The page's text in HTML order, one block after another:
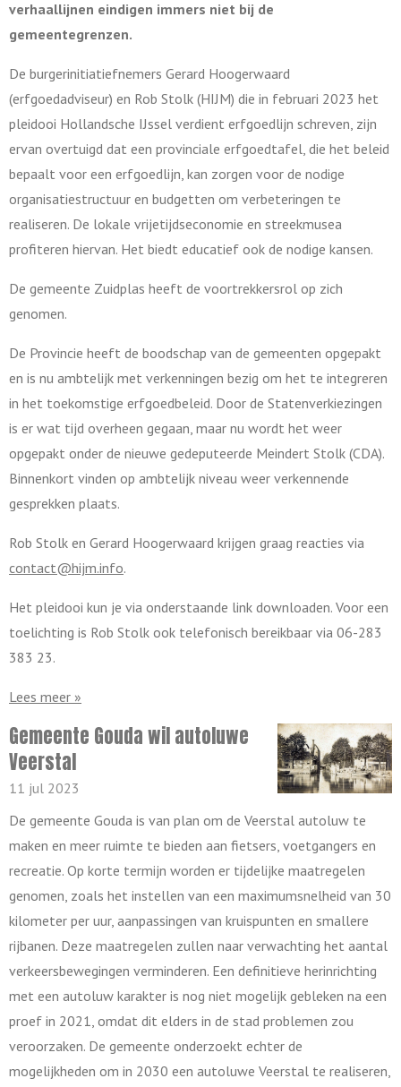
verhaallijnen eindigen immers niet bij de
gemeentegrenzen.
De burgerinitiatiefnemers Gerard Hoogerwaard
(erfgoedadviseur) en Rob Stolk (HIJM) die in februari 2023 het
pleidooi Hollandsche IJssel verdient erfgoedlijn schreven, zijn
ervan overtuigd dat een provinciale erfgoedtafel, die het beleid
bepaalt voor een erfgoedlijn, kan zorgen voor de nodige
organisatiestructuur en budgetten om verbeteringen te
realiseren. De lokale vrijetijdseconomie en streekmusea
profiteren hiervan. Het biedt educatief ook de nodige kansen.
De gemeente Zuidplas heeft de voortrekkersrol op zich
genomen.
De Provincie heeft de boodschap van de gemeenten opgepakt
en is nu ambtelijk met verkenningen bezig om het te integreren
in het toekomstige erfgoedbeleid. Door de Statenverkiezingen
is er wat tijd overheen gegaan, maar nu wordt het weer
opgepakt onder de nieuwe gedeputeerde Meindert Stolk (CDA).
Binnenkort vinden op ambtelijk niveau weer verkennende
gesprekken plaats.
Rob Stolk en Gerard Hoogerwaard krijgen graag reacties via
contact@hijm.info.
Het pleidooi kun je via onderstaande link downloaden. Voor een
toelichting is Rob Stolk ook telefonisch bereikbaar via 06-283
383 23.
Lees meer »
Gemeente Gouda wil autoluwe
Veerstal
11 jul 2023
De gemeente Gouda is van plan om de Veerstal autoluw te
maken en meer ruimte te bieden aan fietsers, voetgangers en
recreatie. Op korte termijn worden er tijdelijke maatregelen
genomen, zoals het instellen van een maximumsnelheid van 30
kilometer per uur, aanpassingen van kruispunten en smallere
rijbanen. Deze maatregelen zullen naar verwachting het aantal
verkeersbewegingen verminderen. Een definitieve herinrichting
met een autoluw karakter is nog niet mogelijk gebleken na een
proef in 2021, omdat dit elders in de stad problemen zou
veroorzaken. De gemeente onderzoekt echter de
mogelijkheden om in 2030 een autoluwe Veerstal te realiseren,